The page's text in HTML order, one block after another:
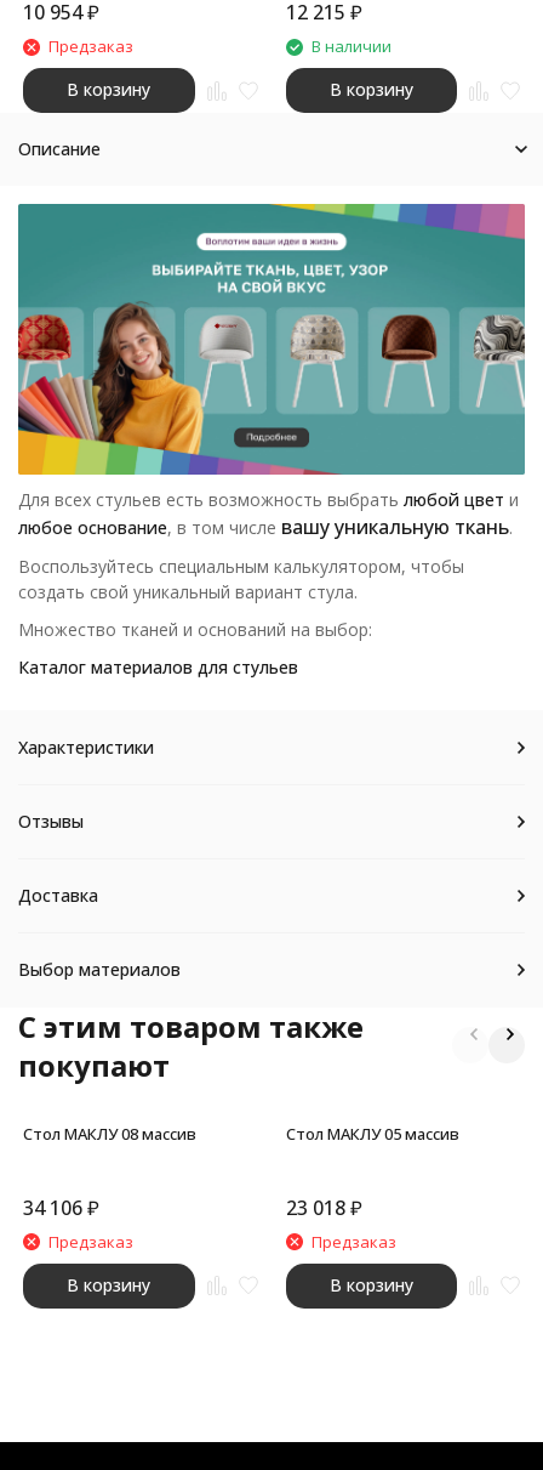
10 954₽
Предзаказ
В корзину
12 215 ₽
В наличии
В корзину
Описание
Для всех стульев есть возможность выбрать любой цвет и
любое основание, в том числе вашу уникальную ткань.
Воспользуйтесь специальным калькулятором, чтобы
создать свой уникальный вариант стула.
Множество тканей и оснований на выбор:
Каталог материалов для стульев
Характеристики
Отзывы
Доставка
Выбор материалов
C этим товаром также
покупают
Стол МАКЛУ 08 массив
34 106₽
Предзаказ
В корзину
Стол МАКЛУ 05 массив
23 018 ₽
Предзаказ
В корзину